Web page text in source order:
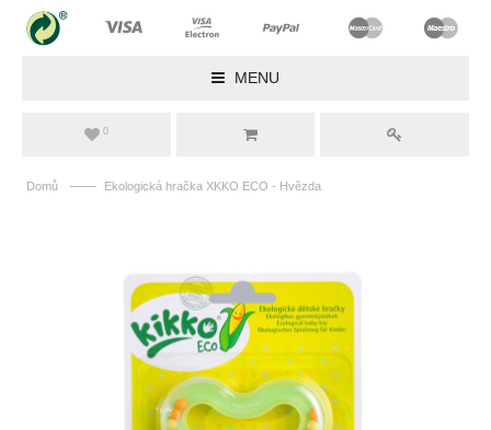
MENU
0
Domů —— Ekologická hračka XKKO ECO - Hvězda